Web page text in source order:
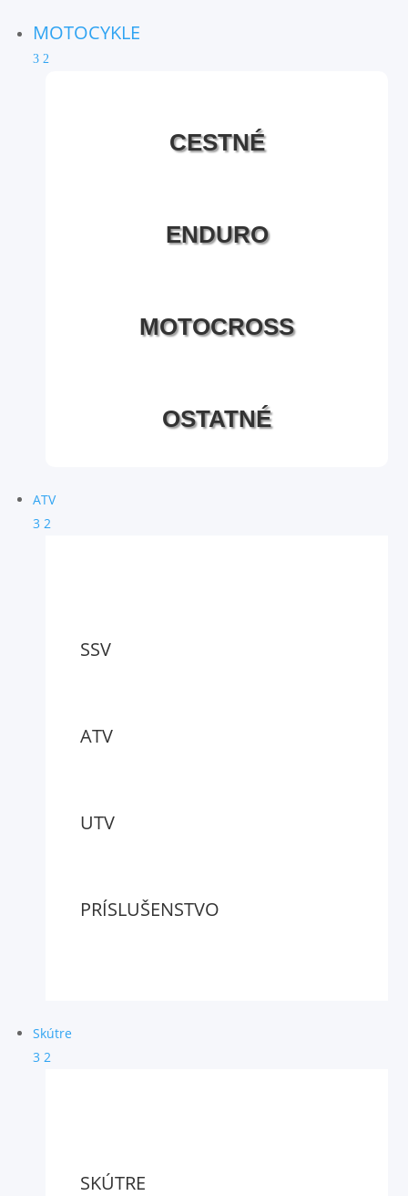
MOTOCYKLE
3 2
CESTNÉ
ENDURO
MOTOCROSS
OSTATNÉ
ATV
3 2
SSV
ATV
UTV
PRÍSLUŠENSTVO
Skútre
3 2
SKÚTRE